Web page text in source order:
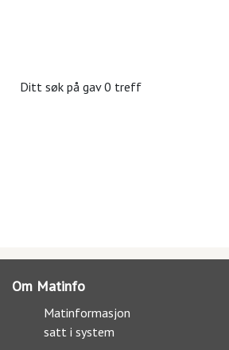
Ditt søk på gav 0 treff
Om Matinfo
Matinformasjon
satt i system